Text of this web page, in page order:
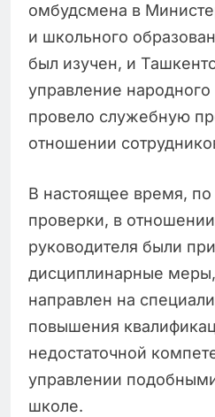
омбудсмена в
и школьного
был изучен, и
управление народного
провело служебную
отношении
В настоящее время, по
проверки, в
руководителя были
дисциплинарные
направлен на
повышения
недостаточной
управлении
школе.